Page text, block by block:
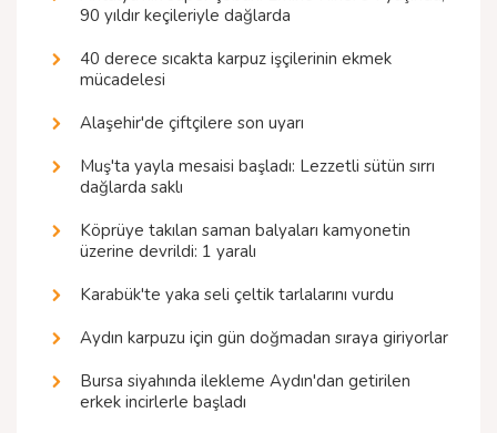
90 yıldır keçileriyle dağlarda
40 derece sıcakta karpuz işçilerinin ekmek
mücadelesi
Alaşehir'de çiftçilere son uyarı
Muş'ta yayla mesaisi başladı: Lezzetli sütün sırrı
dağlarda saklı
Köprüye takılan saman balyaları kamyonetin
üzerine devrildi: 1 yaralı
Karabük'te yaka seli çeltik tarlalarını vurdu
Aydın karpuzu için gün doğmadan sıraya giriyorlar
Bursa siyahında ilekleme Aydın'dan getirilen
erkek incirlerle başladı